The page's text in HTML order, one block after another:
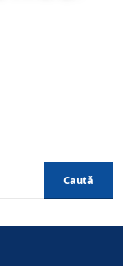
Caută